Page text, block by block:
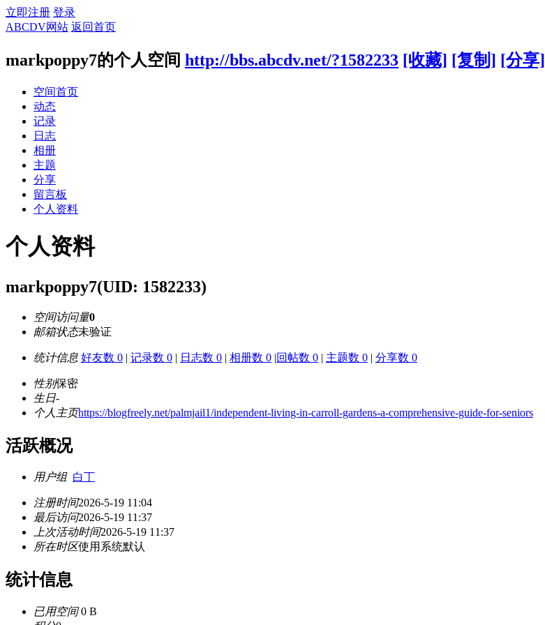
立即注册 登录
ABCDV网站 返回首页
markpoppy7的个人空间 http://bbs.abcdv.net/?1582233 [收藏] [复制] [分享]
空间首页
动态
记录
日志
相册
主题
分享
留言板
个人资料
个人资料
markpoppy7(UID: 1582233)
空间访问量0
邮箱状态未验证
统计信息 好友数 0 | 记录数 0 | 日志数 0 | 相册数 0 |回帖数 0 | 主题数 0 | 分享数 0
性别保密
生日-
个人主页https://blogfreely.net/palmjail1/independent-living-in-carroll-gardens-a-comprehensive-guide-for-seniors
活跃概况
用户组 白丁
注册时间2026-5-19 11:04
最后访问2026-5-19 11:37
上次活动时间2026-5-19 11:37
所在时区使用系统默认
统计信息
已用空间0 B